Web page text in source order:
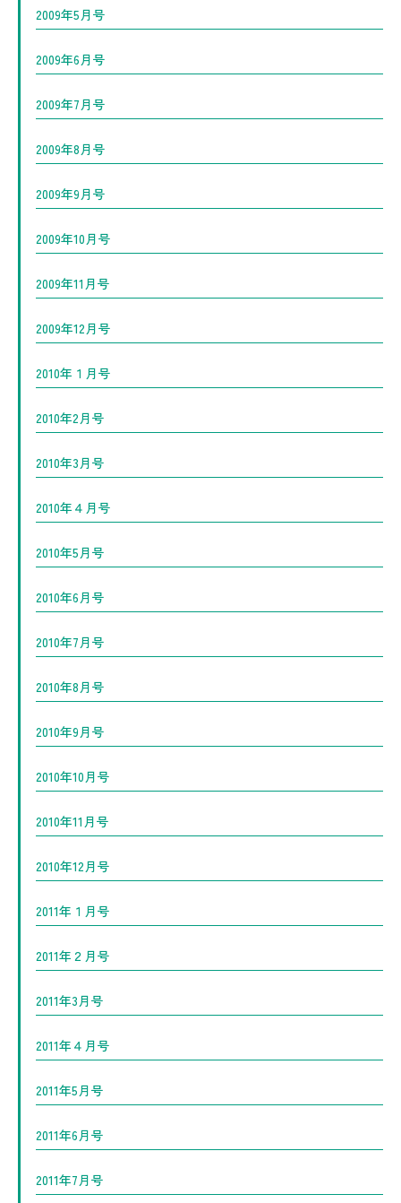
2009年5月号
2009年6月号
2009年7月号
2009年8月号
2009年9月号
2009年10月号
2009年11月号
2009年12月号
2010年１月号
2010年2月号
2010年3月号
2010年４月号
2010年5月号
2010年6月号
2010年7月号
2010年8月号
2010年9月号
2010年10月号
2010年11月号
2010年12月号
2011年１月号
2011年２月号
2011年3月号
2011年４月号
2011年5月号
2011年6月号
2011年7月号